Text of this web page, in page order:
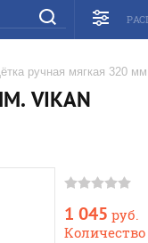
ручная мягкая 320
VIKAN
1 045 руб.
Количество